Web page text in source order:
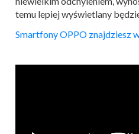
temu lepiej wyświetlany
Smartfony OPPO znajdziesz